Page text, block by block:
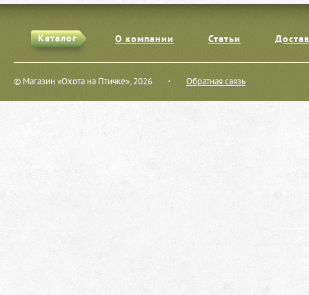
Каталог О компании Статьи
© Магазин «Охота на Птичке», 2026 Обратная связь